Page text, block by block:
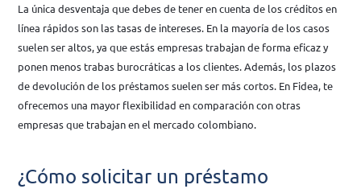
La única desventaja que debes de tener en cuenta de los créditos en
línea rápidos son las tasas de intereses. En la mayoría de los casos
suelen ser altos, ya que estás empresas trabajan de forma eficaz y
ponen menos trabas burocráticas a los clientes. Además, los plazos
de devolución de los préstamos suelen ser más cortos. En Fidea, te
ofrecemos una mayor flexibilidad en comparación con otras
empresas que trabajan en el mercado colombiano.
¿Cómo solicitar un préstamo